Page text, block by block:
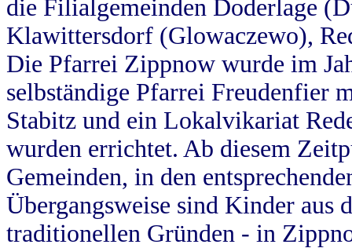
die Filialgemeinden Doderlage
Klawittersdorf (Glowaczewo),
Die Pfarrei Zippnow wurde im
selbständige Pfarrei Freudenfier
Stabitz und ein Lokalvikariat
wurden errichtet. Ab diesem
Gemeinden, in den
Übergangsweise sind Kinder aus
traditionellen Gründen - in